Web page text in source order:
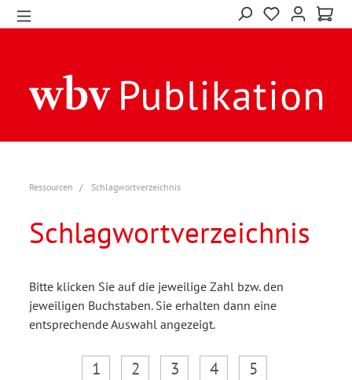
Ressourcen Schlagwortverzeichnis
Schlagwortverzeichnis
Bitte klicken Sie auf die jeweilige Zahl bzw. den
jeweiligen Buchstaben. Sie erhalten dann eine
entsprechende Auswahl angezeigt.
1 2 3 4
5